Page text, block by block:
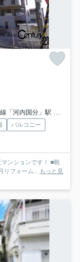
河内国分」駅 徒歩9分
バルコニー
ンションです！ ■眺
リフォーム... もっと見